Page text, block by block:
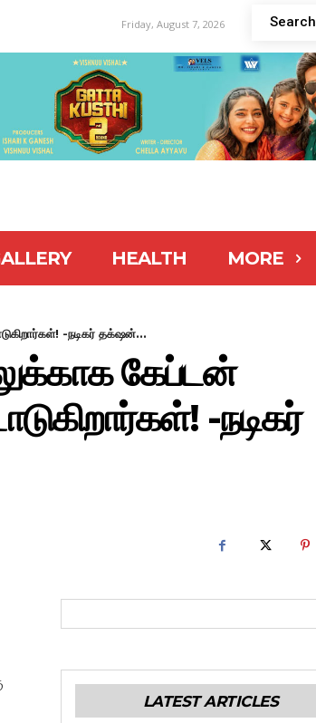
Friday, August 7, 2026 Search
HEALTH MORE
-நடிகர் தக்‌ஷன்...
கேப்டன்
-நடிகர்
LATEST ARTICLES